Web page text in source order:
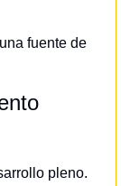
fuente de
pleno.